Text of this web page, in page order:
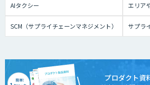
AIタクシー エリア
SCM（サプライチェーンマネジメント） サプラ
プロダクト資